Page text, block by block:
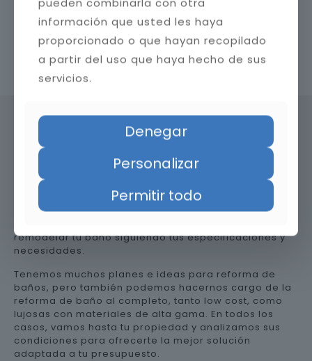
Contacta con nosotros
Precio de reformar el baño en
remodelar tu baño siguiendo tus especificaciones y
necesidades.
Tenemos muchos planes e ideas para reforma de
baños, pero también podemos hacernos cargo de la
reforma de baño al completo, tanto low cost, como
lujosas con materiales de alta gama. En todos los
casos, vamos hasta tu propiedad y analizamos sus
condiciones para ofrecerte la mejor solución
adaptada a tu presupuesto.
información que usted les haya
proporcionado o que hayan recopilado
a partir del uso que haya hecho de sus
servicios.
Denegar
Personalizar
Permitir todo